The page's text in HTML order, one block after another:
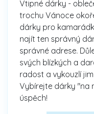
Vtipné dárky -
trochu Vánoce
dárky pro
najít ten správný
správné adrese.
svých blízkých a
radost a vykouzlí
Vybírejte dárky "na
úspěch!